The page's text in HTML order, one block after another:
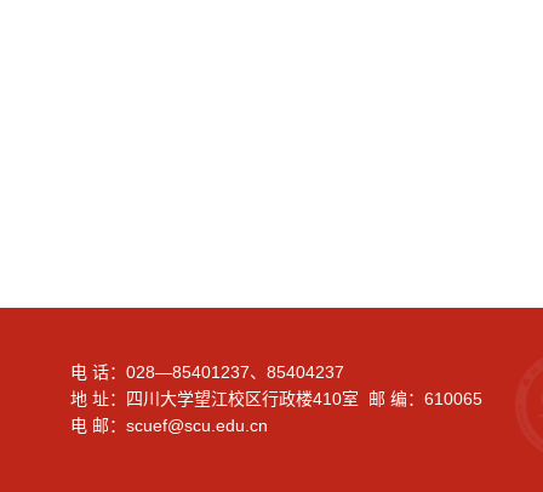
电 话：028—85401237、85404237
地 址：四川大学望江校区行政楼410室 邮 编：610065
电 邮：scuef@scu.edu.cn